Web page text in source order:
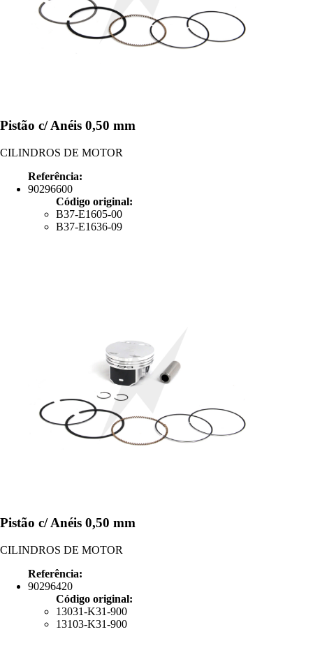
Pistão c/ Anéis 0,50 mm
CILINDROS DE MOTOR
Referência:
90296600
Código original:
B37-E1605-00
B37-E1636-09
Pistão c/ Anéis 0,50 mm
CILINDROS DE MOTOR
Referência:
90296420
Código original:
13031-K31-900
13103-K31-900